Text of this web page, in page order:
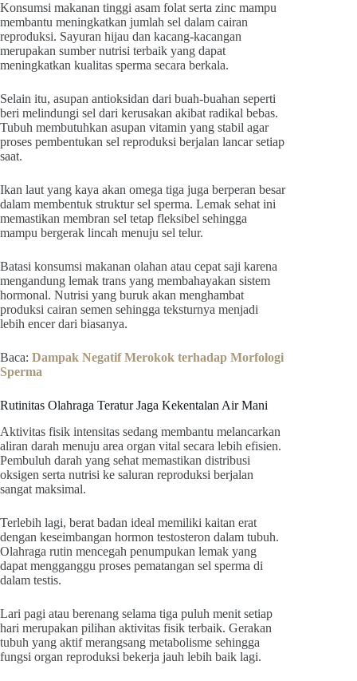
Konsumsi makanan tinggi asam folat serta zinc mampu
membantu meningkatkan jumlah sel dalam cairan
reproduksi. Sayuran hijau dan kacang-kacangan
merupakan sumber nutrisi terbaik yang dapat
meningkatkan kualitas sperma secara berkala.
Selain itu, asupan antioksidan dari buah-buahan seperti
beri melindungi sel dari kerusakan akibat radikal bebas.
Tubuh membutuhkan asupan vitamin yang stabil agar
proses pembentukan sel reproduksi berjalan lancar setiap
saat.
Ikan laut yang kaya akan omega tiga juga berperan besar
dalam membentuk struktur sel sperma. Lemak sehat ini
memastikan membran sel tetap fleksibel sehingga
mampu bergerak lincah menuju sel telur.
Batasi konsumsi makanan olahan atau cepat saji karena
mengandung lemak trans yang membahayakan sistem
hormonal. Nutrisi yang buruk akan menghambat
produksi cairan semen sehingga teksturnya menjadi
lebih encer dari biasanya.
Baca: Dampak Negatif Merokok terhadap Morfologi
Sperma
Rutinitas Olahraga Teratur Jaga Kekentalan Air Mani
Aktivitas fisik intensitas sedang membantu melancarkan
aliran darah menuju area organ vital secara lebih efisien.
Pembuluh darah yang sehat memastikan distribusi
oksigen serta nutrisi ke saluran reproduksi berjalan
sangat maksimal.
Terlebih lagi, berat badan ideal memiliki kaitan erat
dengan keseimbangan hormon testosteron dalam tubuh.
Olahraga rutin mencegah penumpukan lemak yang
dapat mengganggu proses pematangan sel sperma di
dalam testis.
Lari pagi atau berenang selama tiga puluh menit setiap
hari merupakan pilihan aktivitas fisik terbaik. Gerakan
tubuh yang aktif merangsang metabolisme sehingga
fungsi organ reproduksi bekerja jauh lebih baik lagi.